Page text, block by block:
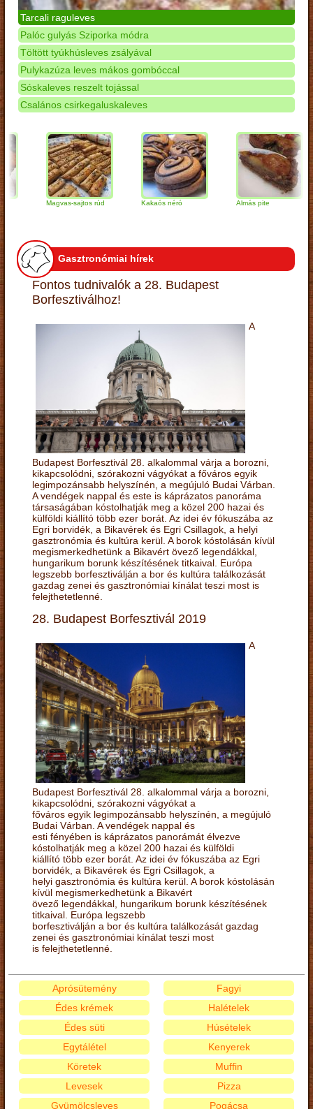
Tarcali raguleves
Palóc gulyás Sziporka módra
Töltött tyúkhúsleves zsályával
Pulykazúza leves mákos gombóccal
Sóskaleves reszelt tojással
Csalános csirkegaluskaleves
Magvas-sajtos rúd Kakaós néró Almás pite
Gasztronómiai hírek
Fontos tudnivalók a 28. Budapest
Borfesztiválhoz!
A
Budapest Borfesztivál 28. alkalommal várja a borozni,
kikapcsolódni, szórakozni vágyókat a főváros egyik
legimpozánsabb helyszínén, a megújuló Budai Várban.
A vendégek nappal és este is káprázatos panoráma
társaságában kóstolhatják meg a közel 200 hazai és
külföldi kiállító több ezer borát. Az idei év fókuszába az
Egri borvidék, a Bikavérek és Egri Csillagok, a helyi
gasztronómia és kultúra kerül. A borok kóstolásán kívül
megismerkedhetünk a Bikavért övező legendákkal,
hungarikum borunk készítésének titkaival. Európa
legszebb borfesztiválján a bor és kultúra találkozását
gazdag zenei és gasztronómiai kínálat teszi most is
felejthetetlenné.
28. Budapest Borfesztivál 2019
A
Budapest Borfesztivál 28. alkalommal várja a borozni,
kikapcsolódni, szórakozni vágyókat a
főváros egyik legimpozánsabb helyszínén, a megújuló
Budai Várban. A vendégek nappal és
esti fényében is káprázatos panorámát élvezve
kóstolhatják meg a közel 200 hazai és külföldi
kiállító több ezer borát. Az idei év fókuszába az Egri
borvidék, a Bikavérek és Egri Csillagok, a
helyi gasztronómia és kultúra kerül. A borok kóstolásán
kívül megismerkedhetünk a Bikavért
övező legendákkal, hungarikum borunk készítésének
titkaival. Európa legszebb
borfesztiválján a bor és kultúra találkozását gazdag
zenei és gasztronómiai kínálat teszi most
is felejthetetlenné.
Aprósütemény
Édes krémek
Édes süti
Egytálétel
Fagyi
Halételek
Húsételek
Kenyerek
Köretek
Levesek
Gyümölcsleves
Muffin
Pizza
Pogácsa